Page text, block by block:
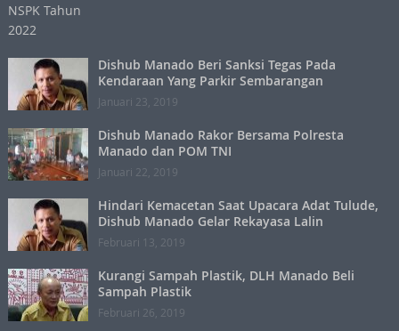
Dishub Manado Beri Sanksi Tegas Pada
Kendaraan Yang Parkir Sembarangan
Januari 23, 2019
Dishub Manado Rakor Bersama Polresta
Manado dan POM TNI
Januari 22, 2019
Hindari Kemacetan Saat Upacara Adat Tulude,
Dishub Manado Gelar Rekayasa Lalin
Februari 13, 2019
Kurangi Sampah Plastik, DLH Manado Beli
Sampah Plastik
Februari 26, 2019